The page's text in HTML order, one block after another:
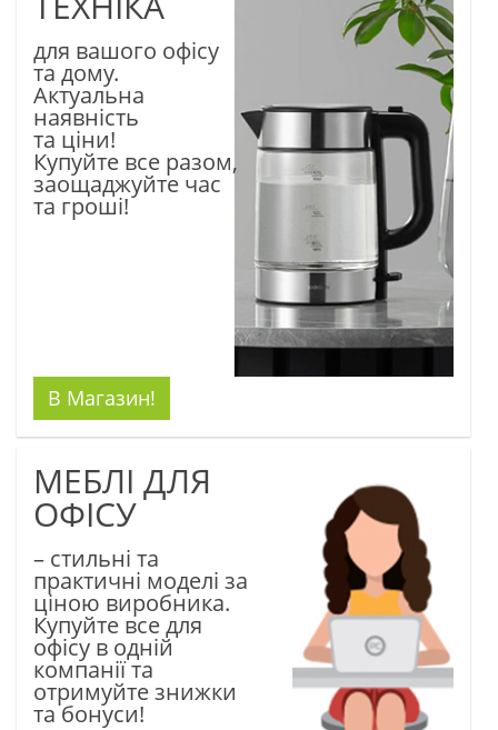
для вашого офісу
та дому.
Актуальна
наявність
та ціни!
Купуйте все разом,
заощаджуйте час
та гроші!
В Магазин!
МЕБЛІ ДЛЯ
ОФІСУ
– стильні та
практичні моделі за
ціною виробника.
Купуйте все для
офісу в одній
компанії та
отримуйте знижки
та бонуси!